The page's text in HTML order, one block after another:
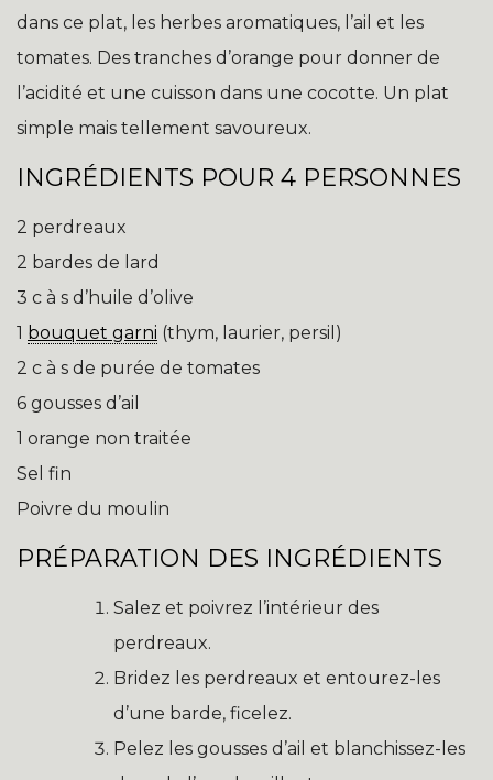
dans ce plat, les herbes aromatiques, l’ail et les
tomates. Des tranches d’orange pour donner de
l’acidité et une cuisson dans une cocotte. Un plat
simple mais tellement savoureux.
INGRÉDIENTS POUR 4 PERSONNES
2 perdreaux
2 bardes de lard
3 c à s d’huile d’olive
1 bouquet garni (thym, laurier, persil)
2 c à s de purée de tomates
6 gousses d’ail
1 orange non traitée
Sel fin
Poivre du moulin
PRÉPARATION DES INGRÉDIENTS
Salez et poivrez l’intérieur des
perdreaux.
Bridez les perdreaux et entourez-les
d’une barde, ficelez.
Pelez les gousses d’ail et blanchissez-les